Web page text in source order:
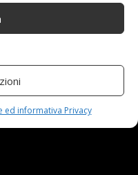
ed informativa Privacy
DELLA